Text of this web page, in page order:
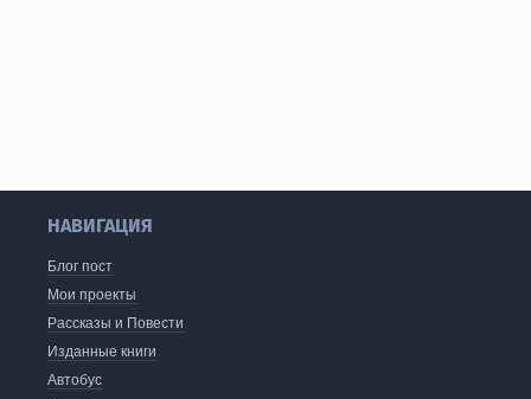
НАВИГАЦИЯ
Блог пост
Мои проекты
Рассказы и Повести
Изданные книги
Автобус